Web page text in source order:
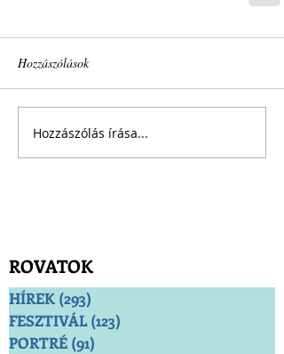
Hozzászólások
Hozzászólás írása...
ROVATOK
HÍREK (293)
FESZTIVÁL (123)
PORTRÉ (91)